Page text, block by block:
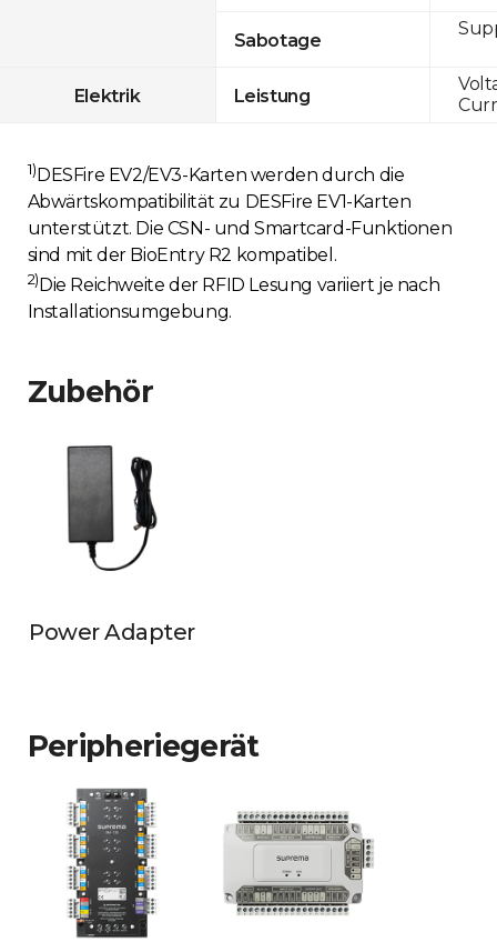
Sabotage
Elektrik Leistung
1)DESFire EV2/EV3-Karten werden durch die
Abwärtskompatibilität zu DESFire EV1-Karten
unterstützt. Die CSN- und Smartcard-Funktionen
sind mit der BioEntry R2 kompatibel.
2) Die Reichweite der RFID Lesung variiert je nach
Installationsumgebung.
Zubehör
Power Adapter
Peripheriegerät